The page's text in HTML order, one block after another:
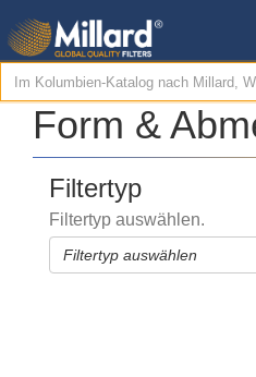
Form &
Filtertyp
Filtertyp auswählen.
Filtertyp auswählen